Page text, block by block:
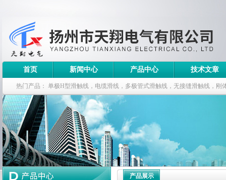
首页 新闻中心 产品中心 技术文章
热门产品： 单极H型滑触线，电缆滑线，多极管式滑触线，无接缝滑触线，刚
钢电缆滑车
产品展示